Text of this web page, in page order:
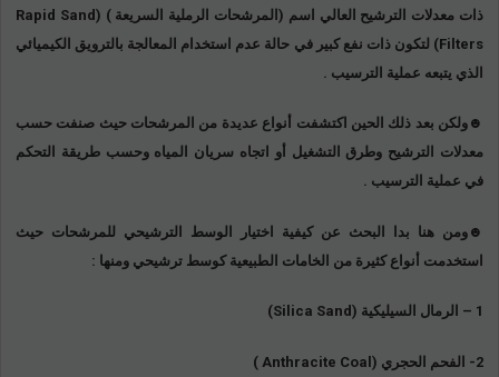
ذات معدلات الترشيح العالي اسم (المرشحات الرملية السريعة ) ( Rapid Sand
Filters) لتكون ذات نفع كبير في حالة عدم استخدام المعالجة بالترويق الكيميائي
الذي يتبعه عملية الترسيب .
☻ولكن بعد ذلك الحين اكتشفت أنواع عديدة من المرشحات حيث صنفت حسب
معدلات الترشيح وطرق التشغيل أو اتجاه سريان المياه وحسب طريقة التحكم
في عملية الترسيب .
☻ومن هنا بدا البحث عن كيفية اختيار الوسط الترشيحي للمرشحات حيث
استخدمت أنواع كثيرة من الخامات الطبيعية كوسط ترشيحي ومنها :
1 – الرمال السيليكية ( Silica Sand
)
2- الفحم الحجري ( Anthracite Coal
)